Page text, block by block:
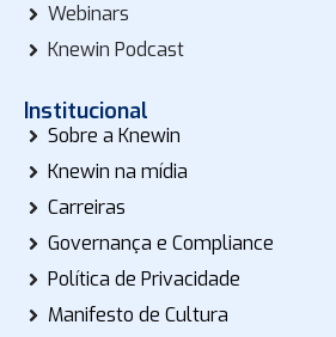
Webinars
Knewin Podcast
Institucional
Sobre a Knewin
Knewin na mídia
Carreiras
Governança e Compliance
Política de Privacidade
Manifesto de Cultura